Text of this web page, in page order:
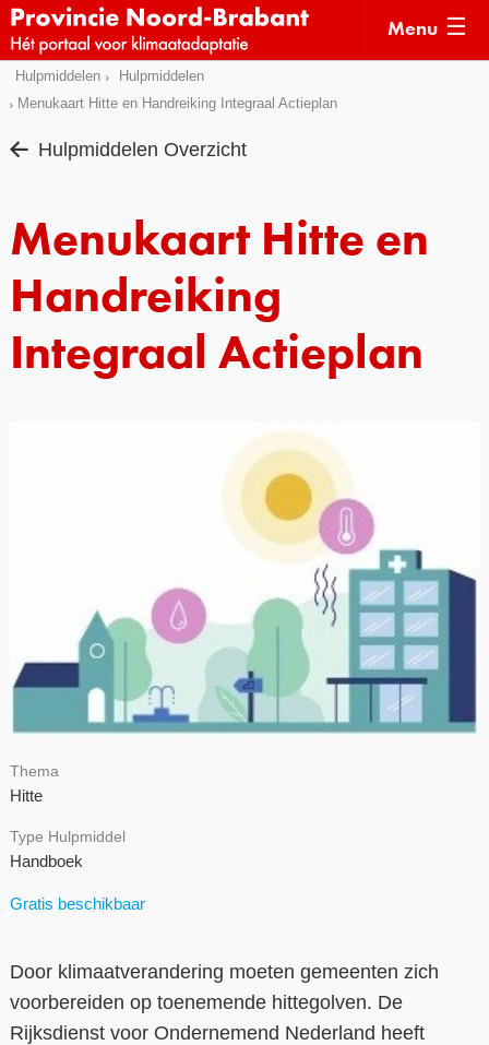
Sla
links
het
menu
Direct
naar
pagina
Menu
Hulpmiddelen
Hulpmiddelen
Menukaart Hitte en Handreiking Integraal Actieplan
Hulpmiddelen Overzicht
Menukaart Hitte en
Handreiking
Integraal Actieplan
Door klimaatverandering moeten gemeenten zich
voorbereiden op toenemende hittegolven. De
Rijksdienst voor Ondernemend Nederland heeft
Thema
Hitte
Type Hulpmiddel
Handboek
Gratis beschikbaar
Actueel
Kennisdossiers
Voorbeelden
Subsidies
Contact
Over ons
LIFE-IP Klimaatadaptatie
Weerbaar Dommelland